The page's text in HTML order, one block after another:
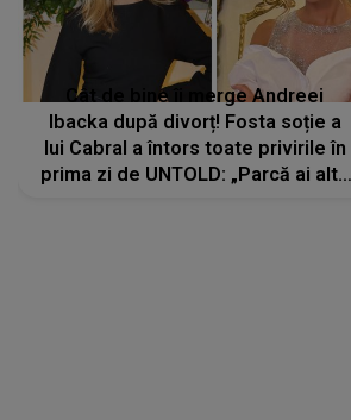
Cât de bine îi merge Andreei
Ibacka după divorț! Fosta soție a
lui Cabral a întors toate privirile în
prima zi de UNTOLD: „Parcă ai altă